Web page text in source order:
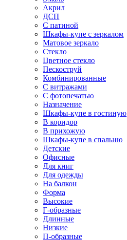
Акрил
ДСП
С патиной
Шкафы-купе с зеркалом
Матовое зеркало
Стекло
Цветное стекло
Пескоструй
Комбинированные
С витражами
С фотопечатью
Назначение
Шкафы-купе в гостиную
В коридор
В прихожую
Шкафы-купе в спальню
Детские
Офисные
Для книг
Для одежды
На балкон
Форма
Высокие
Г-образные
Длинные
Низкие
П-образные